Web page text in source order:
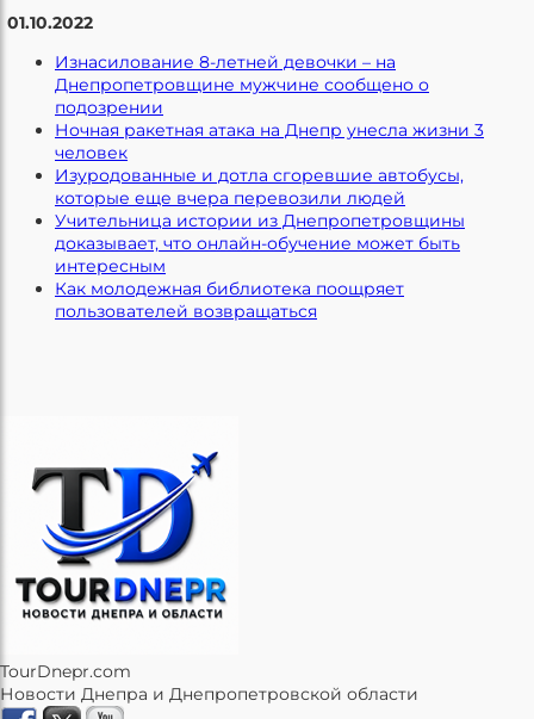
01.10.2022
Изнасилование 8-летней девочки – на
Днепропетровщине мужчине сообщено о
подозрении
Ночная ракетная атака на Днепр унесла жизни 3
человек
Изуродованные и дотла сгоревшие автобусы,
которые еще вчера перевозили людей
Учительница истории из Днепропетровщины
доказывает, что онлайн-обучение может быть
интересным
Как молодежная библиотека поощряет
пользователей возвращаться
TourDnepr.com
Новости Днепра и Днепропетровской области